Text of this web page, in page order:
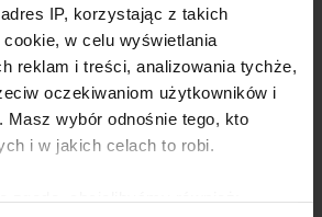
IP, korzystając z takich
w celu wyświetlania
reklam i treści, analizowania tychże,
oczekiwaniom użytkowników i
Masz wybór odnośnie tego, kto
i w jakich celach to robi.
zgodę, chcielibyśmy również:
KOMPOZYTOWE
O CENĘ W SALONIE